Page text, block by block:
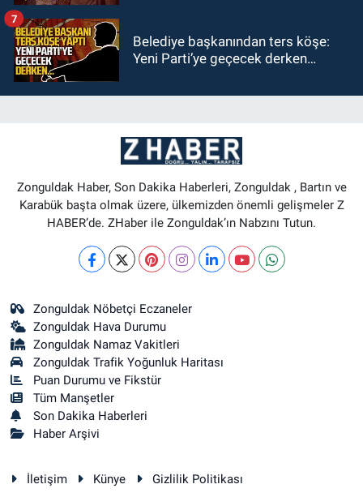
Belediye başkanından ters köşe:
Yeni Parti’ye geçecek derken…
7
Zonguldak Haber, Son Dakika Haberleri, Zonguldak , Bartın ve
Karabük başta olmak üzere, ülkemizden önemli gelişmeler Z
HABER’de. ZHaber ile Zonguldak’ın Nabzını Tutun.
Zonguldak Nöbetçi Eczaneler
Zonguldak Hava Durumu
Zonguldak Namaz Vakitleri
Zonguldak Trafik Yoğunluk Haritası
Puan Durumu ve Fikstür
Tüm Manşetler
Son Dakika Haberleri
Haber Arşivi
İletişim Künye Gizlilik Politikası